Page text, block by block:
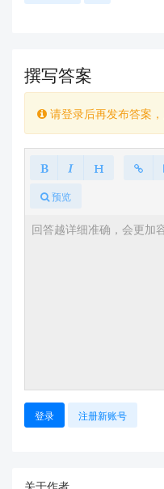
撰写答案
请登录后再发布答案，
预览
登录 注册新账号
关于作者